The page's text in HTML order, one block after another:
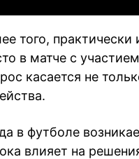
того,
в матче с
касается не
в футболе
влияет на